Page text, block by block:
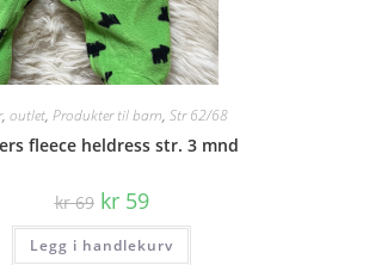
, outlet, Produkter til barn, Str 62/68
fleece heldress str. 3 mnd
kr69 Opprinnelig
pris
var:
kr 69.
kr59Nåværende
pris
er:
kr 59.
Legg i handlekurv